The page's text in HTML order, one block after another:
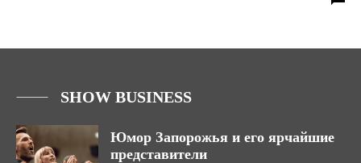
SHOW BUSINESS
Юмор Запорожья и его ярчайшие
представители